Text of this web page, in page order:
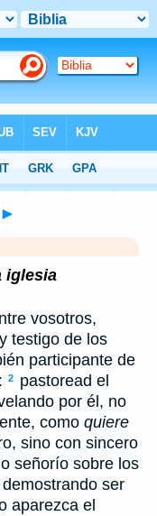
►
iglesia
vosotros,
testigo de los
participante de
2
pastoread el
por él, no
como quiere
sino con sincero
señorío sobre los
ser
aparezca el